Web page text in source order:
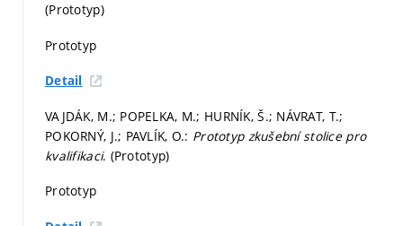
(Prototyp)
Prototyp
Detail
VAJDÁK, M.; POPELKA, M.; HURNÍK, Š.; NÁVRAT, T.;
POKORNÝ, J.; PAVLÍK, O.: Prototyp zkušební stolice pro
kvalifikaci. (Prototyp)
Prototyp